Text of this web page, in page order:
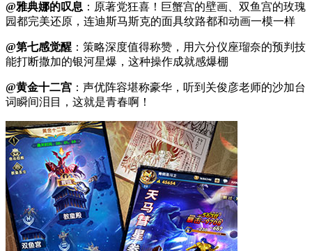
@雅典娜的叹息 ：原著党狂喜！巨蟹宫的壁画、双鱼宫的玫瑰
园都完美还原，连迪斯马斯克的面具纹路都和动画一模一样
@第七感觉醒 ：策略深度值得称赞，用六分仪座瑠奈的预判技
能打断撒加的银河星爆，这种操作成就感爆棚
@黄金十二宫 ：声优阵容堪称豪华，听到关俊彦老师的沙加台
词瞬间泪目，这就是青春啊！